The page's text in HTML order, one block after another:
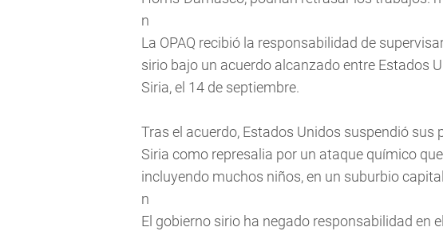
n
La OPAQ recibió la responsabilidad de
sirio bajo un acuerdo alcanzado entre Estados
Siria, el 14 de septiembre.
Tras el acuerdo, Estados Unidos suspendió
Siria como represalia por un ataque químico
incluyendo muchos niños, en un suburbio
n
El gobierno sirio ha negado responsabilidad en